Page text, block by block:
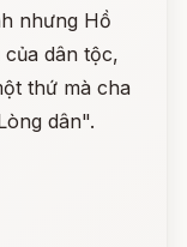
nhưng Hồ
dân tộc,
thứ mà cha
dân".